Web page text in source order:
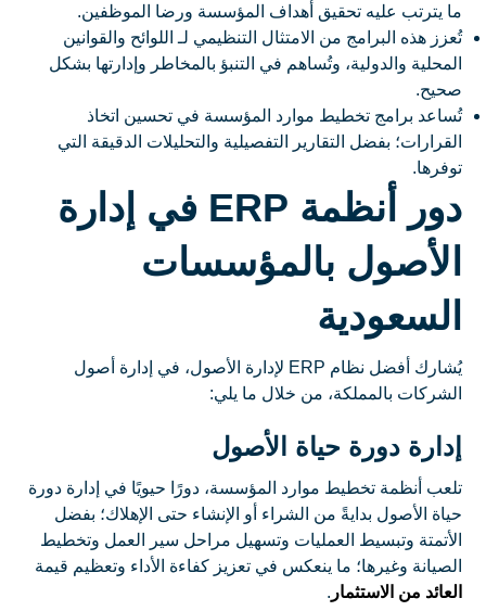
ما يترتب عليه تحقيق أهداف المؤسسة ورضا الموظفين.
تُعزز هذه البرامج من الامتثال التنظيمي لـ اللوائح والقوانين
المحلية والدولية، وتُساهم في التنبؤ بالمخاطر وإدارتها بشكل
صحيح.
تُساعد برامج تخطيط موارد المؤسسة في تحسين اتخاذ
القرارات؛ بفضل التقارير التفصيلية والتحليلات الدقيقة التي
توفرها.
دور أنظمة ERP في إدارة
الأصول بالمؤسسات
السعودية
يُشارك أفضل نظام ERP لإدارة الأصول، في إدارة أصول
الشركات بالمملكة، من خلال ما يلي:
إدارة دورة حياة الأصول
تلعب أنظمة تخطيط موارد المؤسسة، دورًا حيويًا في إدارة دورة
حياة الأصول بدايةً من الشراء أو الإنشاء حتى الإهلاك؛ بفضل
الأتمتة وتبسيط العمليات وتسهيل مراحل سير العمل وتخطيط
الصيانة وغيرها؛ ما ينعكس في تعزيز كفاءة الأداء وتعظيم قيمة
العائد من الاستثمار .